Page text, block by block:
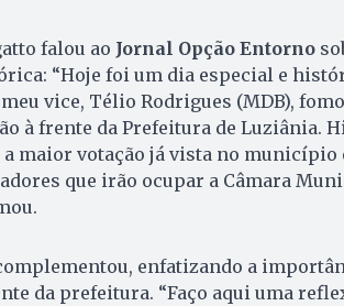
falou ao Jornal Opção Entorno
“Hoje foi um dia especial e
meu vice, Télio Rodrigues (MDB),
à frente da Prefeitura de Luziânia.
a maior votação já vista no município
que irão ocupar a Câmara
enfatizando a
da prefeitura. “Faço aqui uma